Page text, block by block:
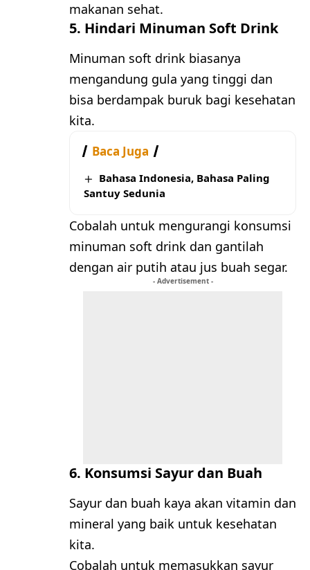
makanan sehat.
5. Hindari Minuman Soft Drink
Minuman soft drink biasanya
mengandung gula yang tinggi dan
bisa berdampak buruk bagi kesehatan
kita.
Baca Juga
Bahasa Indonesia, Bahasa Paling
Santuy Sedunia
Cobalah untuk mengurangi konsumsi
minuman soft drink dan gantilah
dengan air putih atau jus buah segar.
- Advertisement -
6. Konsumsi Sayur dan Buah
Sayur dan buah kaya akan vitamin dan
mineral yang baik untuk kesehatan
kita.
Cobalah untuk memasukkan sayur